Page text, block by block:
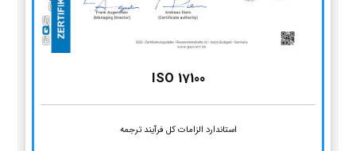
ISO 17100
استاندارد الزامات کل فرآیند ترجمه